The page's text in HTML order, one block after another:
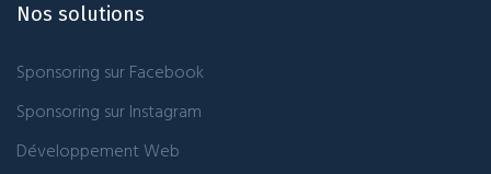
Nos solutions
Sponsoring sur Facebook
Sponsoring sur Instagram
Développement Web